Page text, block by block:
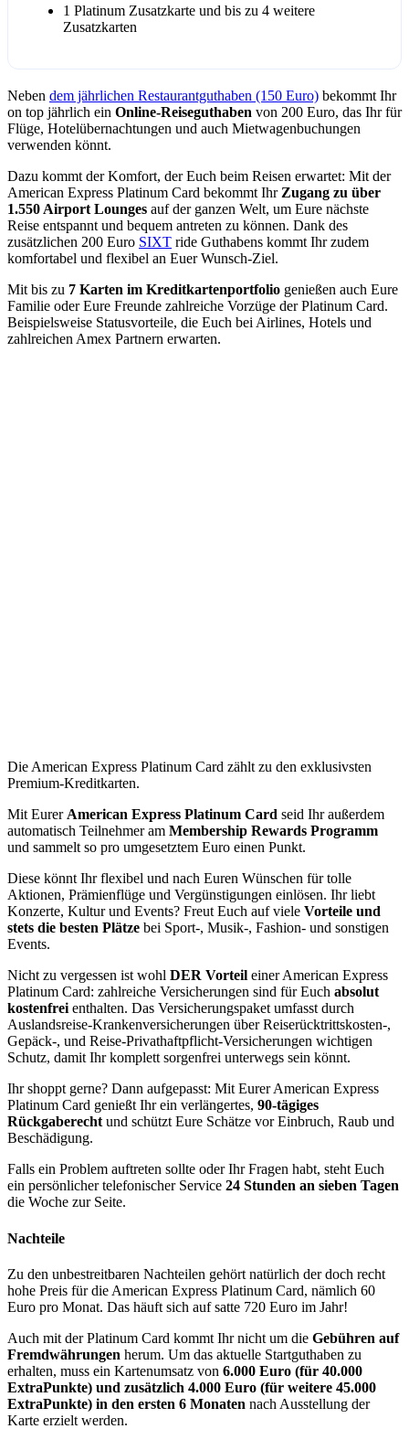
1 Platinum Zusatzkarte und bis zu 4 weitere
Zusatzkarten
Neben dem jährlichen Restaurantguthaben (150 Euro) bekommt Ihr
on top jährlich ein Online-Reiseguthaben von 200 Euro, das Ihr für
Flüge, Hotelübernachtungen und auch Mietwagenbuchungen
verwenden könnt.
Dazu kommt der Komfort, der Euch beim Reisen erwartet: Mit der
American Express Platinum Card bekommt IhrZugang zu über
1.550 Airport Lounges auf der ganzen Welt, um Eure nächste
Reise entspannt und bequem antreten zu können. Dank des
zusätzlichen 200 Euro SIXT ride Guthabens kommt Ihr zudem
komfortabel und flexibel an Euer Wunsch-Ziel.
Mit bis zu 7 Karten im Kreditkartenportfolio genießen auch Eure
Familie oder Eure Freunde zahlreiche Vorzüge der Platinum Card.
Beispielsweise Statusvorteile, die Euch bei Airlines, Hotels und
zahlreichen Amex Partnern erwarten.
Die American Express Platinum Card zählt zu den exklusivsten
Premium-Kreditkarten.
Mit EurerAmerican Express Platinum Card seid Ihr außerdem
automatisch Teilnehmer am Membership Rewards Programm
und sammelt so pro umgesetztem Euro einen Punkt.
Diese könnt Ihr flexibel und nach Euren Wünschen für tolle
Aktionen, Prämienflüge und Vergünstigungen einlösen. Ihr liebt
Konzerte, Kultur und Events? Freut Euch auf viele Vorteile und
stets die besten Plätze bei Sport-, Musik-, Fashion- und sonstigen
Events.
Nicht zu vergessen ist wohl DER Vorteil einer American Express
Platinum Card: zahlreiche Versicherungen sind für Euch absolut
kostenfreienthalten. Das Versicherungspaket umfasst durch
Auslandsreise-Krankenversicherungen über Reiserücktrittskosten-,
Gepäck-, und Reise-Privathaftpflicht-Versicherungen wichtigen
Schutz, damit Ihr komplett sorgenfrei unterwegs sein könnt.
Ihr shoppt gerne? Dann aufgepasst: Mit Eurer American Express
Platinum Card genießt Ihr ein verlängertes, 90-tägiges
Rückgaberechtund schützt Eure Schätze vor Einbruch, Raub und
Beschädigung.
Falls ein Problem auftreten sollte oder Ihr Fragen habt, steht Euch
ein persönlicher telefonischer Service 24 Stunden an sieben Tagen
die Woche zur Seite.
Nachteile
Zu den unbestreitbaren Nachteilen gehört natürlich der doch recht
hohe Preis für die American Express Platinum Card, nämlich 60
Euro pro Monat. Das häuft sich auf satte 720 Euro im Jahr!
Auch mit der Platinum Card kommt Ihr nicht um die Gebühren auf
Fremdwährungen herum. Um das aktuelle Startguthaben zu
erhalten, muss ein Kartenumsatz von 6.000 Euro (für 40.000
ExtraPunkte) und zusätzlich 4.000 Euro (für weitere 45.000
ExtraPunkte) in den ersten 6 Monaten nach Ausstellung der
Karte erzielt werden.